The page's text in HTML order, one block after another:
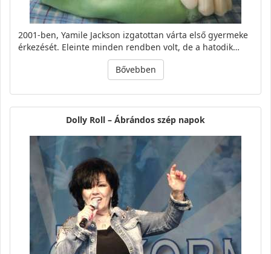
2001-ben, Yamile Jackson izgatottan várta első gyermeke
érkezését. Eleinte minden rendben volt, de a hatodik…
Bővebben
Dolly Roll – Ábrándos szép napok